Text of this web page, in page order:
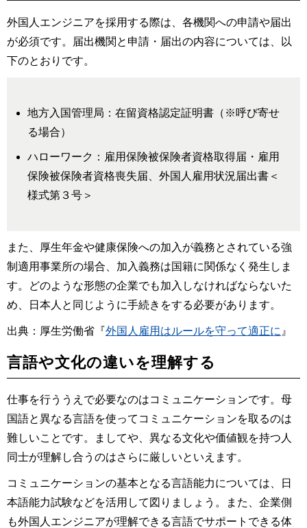
外国人エンジニアを採用する際は、各機関への申請や届出
が必須です。届出機関と申請・届出の内容については、以
下のとおりです。
地方入国管理局：在留資格認定証明書（※呼び寄せ
る場合）
ハローワーク：雇用保険被保険者資格取得届・雇用
保険被保険者資格喪失届、外国人雇用状況届出書＜
様式第３号＞
また、厚生年金や健康保険への加入が義務とされている強
制適用事業所の場合、加入義務は国籍に関係なく発生しま
す。どのような形態の企業でも加入しなければならないた
め、日本人と同じように手続きをする必要があります。
出典：厚生労働省『外国人雇用はルールを守って適正に 』
言語や文化の違いを理解する
仕事を行ううえで必要なのはコミュニケーションです。母
国語と異なる言語を使ってコミュニケーションを取るのは
難しいことです。ましてや、異なる文化や価値観を持つ人
同士が理解し合うのはさらに厳しいといえます。
コミュニケーションの基本となる言語能力については、日
本語能力試験などを活用して図りましょう。また、企業側
も外国人エンジニアが理解できる言語でサポートできる体